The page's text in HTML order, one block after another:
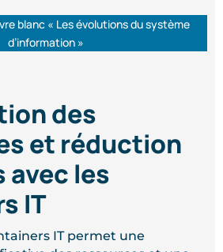
blanc « Les évolutions du système
d’information »
des
et réduction
avec les
IT
IT permet une